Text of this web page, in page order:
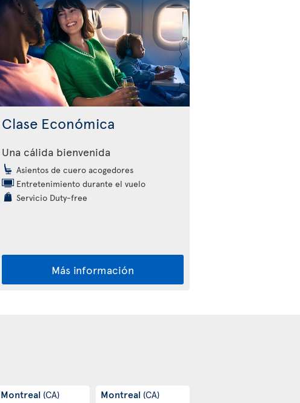
Clase Económica
Una cálida bienvenida
Asientos de cuero acogedores
Entretenimiento durante el vuelo
Servicio Duty-free
Más información
Montreal (CA) Montreal (CA)